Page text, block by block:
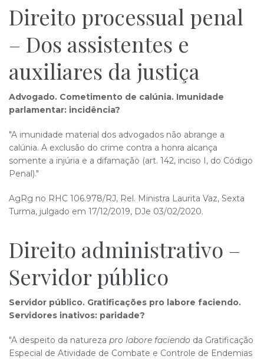
Direito processual penal
– Dos assistentes e
auxiliares da justiça
Advogado. Cometimento de calúnia. Imunidade
parlamentar: incidência?
"A imunidade material dos advogados não abrange a
calúnia. A exclusão do crime contra a honra alcança
somente a injúria e a difamação (art. 142, inciso I, do Código
Penal)."
AgRg no RHC 106.978/RJ, Rel. Ministra Laurita Vaz, Sexta
Turma, julgado em 17/12/2019, DJe 03/02/2020.
Direito administrativo –
Servidor público
Servidor público. Gratificações pro labore faciendo.
Servidores inativos: paridade?
"A despeito da natureza pro labore faciendo da Gratificação
Especial de Atividade de Combate e Controle de Endemias